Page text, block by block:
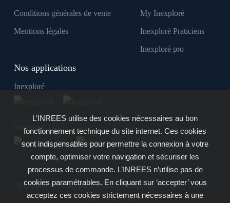
Conditions générales de vente
Mentions légales
My Inexploré
Inexploré Praticiens
Inexploré pro
Nos applications
Inexploré
Inexploré TV
Inexploré est édité par INREES - Copyright © 2007 - 2026 -
Tous droits réservés
L’INREES utilise des cookies nécessaires au bon
fonctionnement technique du site internet. Ces cookies
sont indispensables pour permettre la connexion à votre
compte, optimiser votre navigation et sécuriser les
processus de commande. L’INREES n’utilise pas de
cookies paramétrables. En cliquant sur ‘accepter’ vous
acceptez ces cookies strictement nécessaires à une